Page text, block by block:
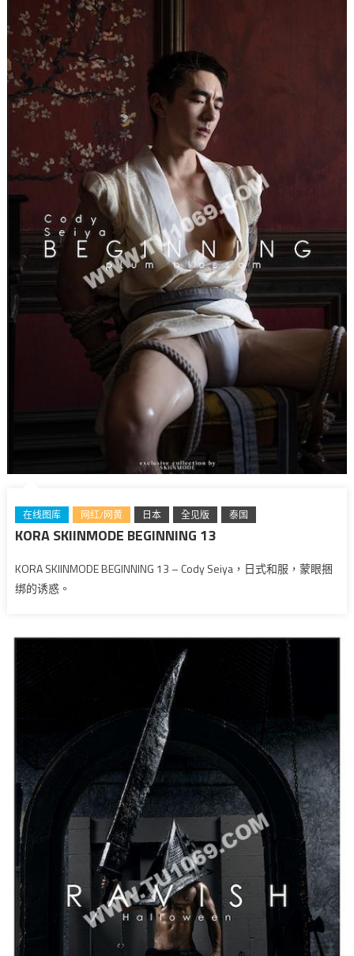
在线图库 网红/网黄 日本 全见版 泰国
KORA SKIINMODE BEGINNING 13
KORA SKIINMODE BEGINNING 13 – Cody Seiya，日式和服，蒙眼捆
绑的诱惑。